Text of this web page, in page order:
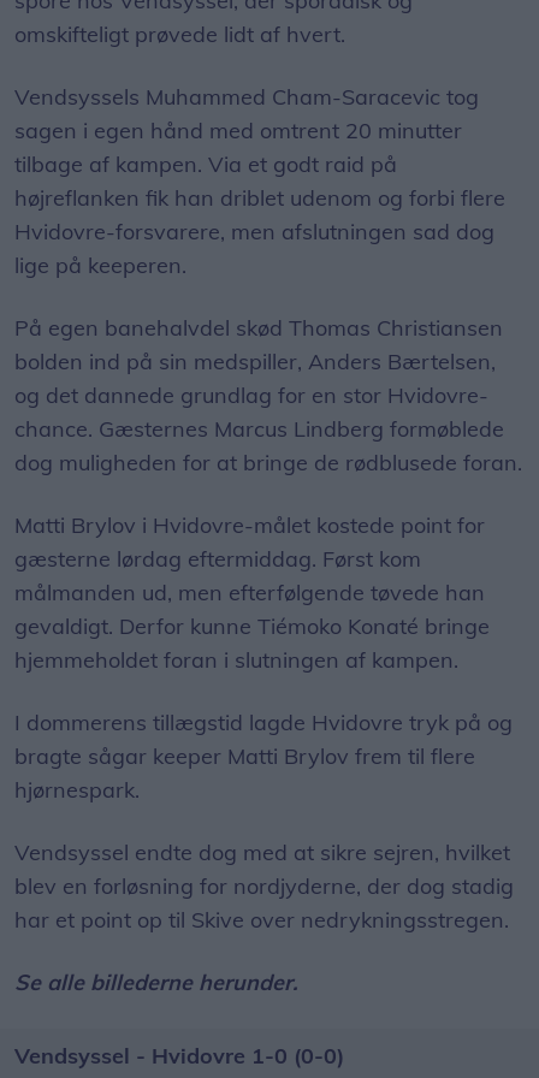
omskifteligt prøvede lidt af hvert.
Vendsyssels Muhammed Cham-Saracevic tog
sagen i egen hånd med omtrent 20 minutter
tilbage af kampen. Via et godt raid på
højreflanken fik han driblet udenom og forbi flere
Hvidovre-forsvarere, men afslutningen sad dog
lige på keeperen.
På egen banehalvdel skød Thomas Christiansen
bolden ind på sin medspiller, Anders Bærtelsen,
og det dannede grundlag for en stor Hvidovre-
chance. Gæsternes Marcus Lindberg formøblede
dog muligheden for at bringe de rødblusede foran.
Matti Brylov i Hvidovre-målet kostede point for
gæsterne lørdag eftermiddag. Først kom
målmanden ud, men efterfølgende tøvede han
gevaldigt. Derfor kunne Tiémoko Konaté bringe
hjemmeholdet foran i slutningen af kampen.
I dommerens tillægstid lagde Hvidovre tryk på og
bragte sågar keeper Matti Brylov frem til flere
hjørnespark.
Vendsyssel endte dog med at sikre sejren, hvilket
blev en forløsning for nordjyderne, der dog stadig
har et point op til Skive over nedrykningsstregen.
Se alle billederne herunder.
Vendsyssel - Hvidovre 1-0 (0-0)